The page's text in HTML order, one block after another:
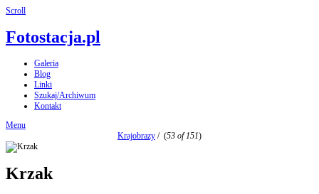
Scroll
Fotostacja.pl
Galeria
Blog
Linki
Szukaj/Archiwum
Kontakt
Menu
Krajobrazy / (53 of 151)
Krzak